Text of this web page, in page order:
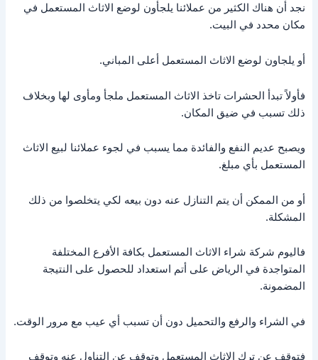
نجد أن هناك الكثير من عملائنا يلجأون لوضع الاثاث المستعمل في
مكان محدد في البيت.
أو يلجاون لوضع الاثاث المستعمل أعلى المباني.
فأولاً تبدأ الحشرات تاخذ الاثاث المستعمل ملجأ ومأوى لها وبخلاف
ذلك تسبب في ضيق المكان.
ويصبح عديم النفع والفائدة مما يسبب في لجوء عملائنا لبيع الاثاث
المستعمل بأي مبلغ.
أو من الممكن أن يتم التنازل عنه دون بيعه لكي يتخلصوا من ذلك
المشكلة.
فاليوم شركة شراء الاثاث المستعمل بكافة الأفرع المختلفة
المتواجدة في الرياض على أتم استعداد للحصول على النتيجة
المضمونة.
في الشراء والرفع والتحميل دون أن تسبب أي عيب مع مرور الوقت.
فتوقف عن ترك الاثاث المستعمل وتوقف عن التناول عنه وتوقف